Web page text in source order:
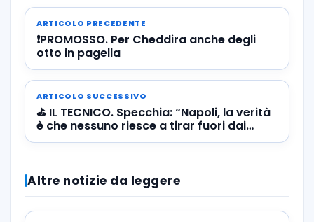
ARTICOLO PRECEDENTE
❗️PROMOSSO. Per Cheddira anche degli
otto in pagella
ARTICOLO SUCCESSIVO
⛳️ IL TECNICO. Specchia: “Napoli, la verità
è che nessuno riesce a tirar fuori dai
giocatori ciò che tirava Spalletti”
Altre notizie da leggere